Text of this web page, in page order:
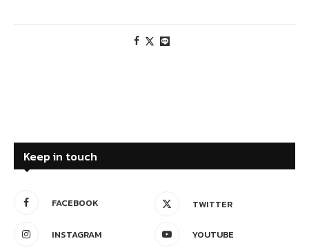
Keep in touch
FACEBOOK TWITTER
INSTAGRAM YOUTUBE